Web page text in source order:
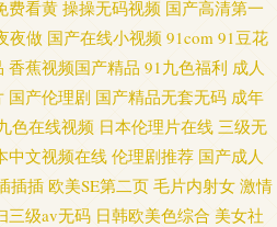
费看黄 操操无码视频 国产高清第一
夜做 国产在线小视频 91com 91豆花
香蕉视频国产精品 91九色福利 成人
国产伦理剧 国产精品无套无码 成年
色在线视频 日本伦理片在线 三级无
中文视频在线 伦理剧推荐 国产成人
插插 欧美SE第二页 毛片内射女 激情
三级av无码 日韩欧美色综合 美女社